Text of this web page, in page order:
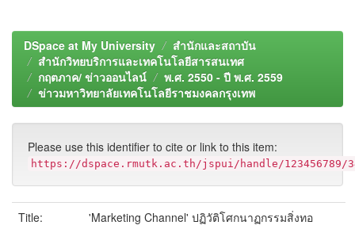
DSpace at My University
สำนักและสถาบัน
สำนักวิทยบริการและเทคโนโลยีสารสนเทศ
กฤตภาค/ ข่าวออนไลน์
พ.ศ. 2550 - ปี พ.ศ. 2559
ข่าวมหาวิทยาลัยเทคโนโลยีราชมงคลกรุงเทพ
Please use this identifier to cite or link to this item:
https://dspace.rmutk.ac.th/jspui/handle/123456789/
Title:
'Marketing Channel' ปฏิวัติโศกนาฏกรรมสิ่งทอ